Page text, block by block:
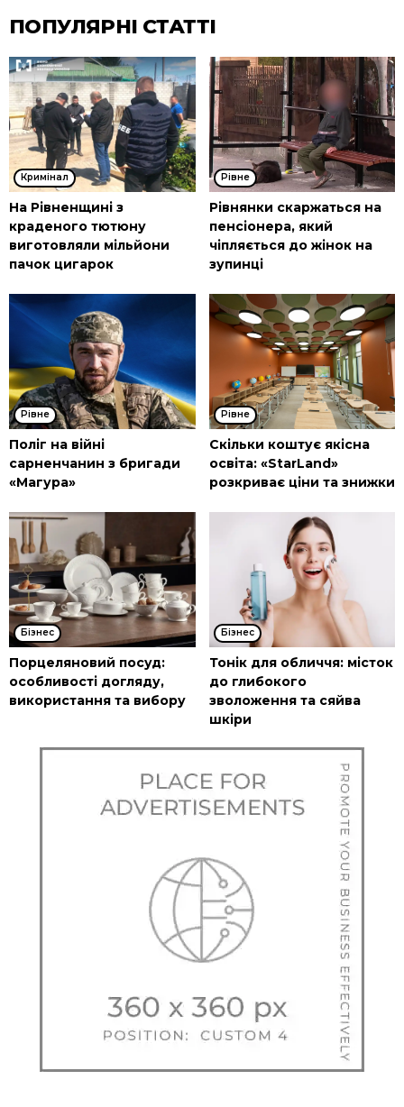
ПОПУЛЯРНІ СТАТТІ
Кримінал
На Рівненщині з
краденого тютюну
виготовляли мільйони
пачок цигарок
Рівне
Рівнянки скаржаться на
пенсіонера, який
чіпляється до жінок на
зупинці
Рівне
Поліг на війні
сарненчанин з бригади
«Магура»
Рівне
Скільки коштує якісна
освіта: «StarLand»
розкриває ціни та знижки
Бізнес
Порцеляновий посуд:
особливості догляду,
використання та вибору
Бізнес
Тонік для обличчя: місток
до глибокого
зволоження та сяйва
шкіри